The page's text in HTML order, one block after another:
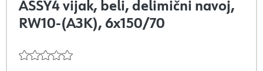
ASSY4 vijak, beli, delimični navoj,
RW10-(A3K), 6x150/70